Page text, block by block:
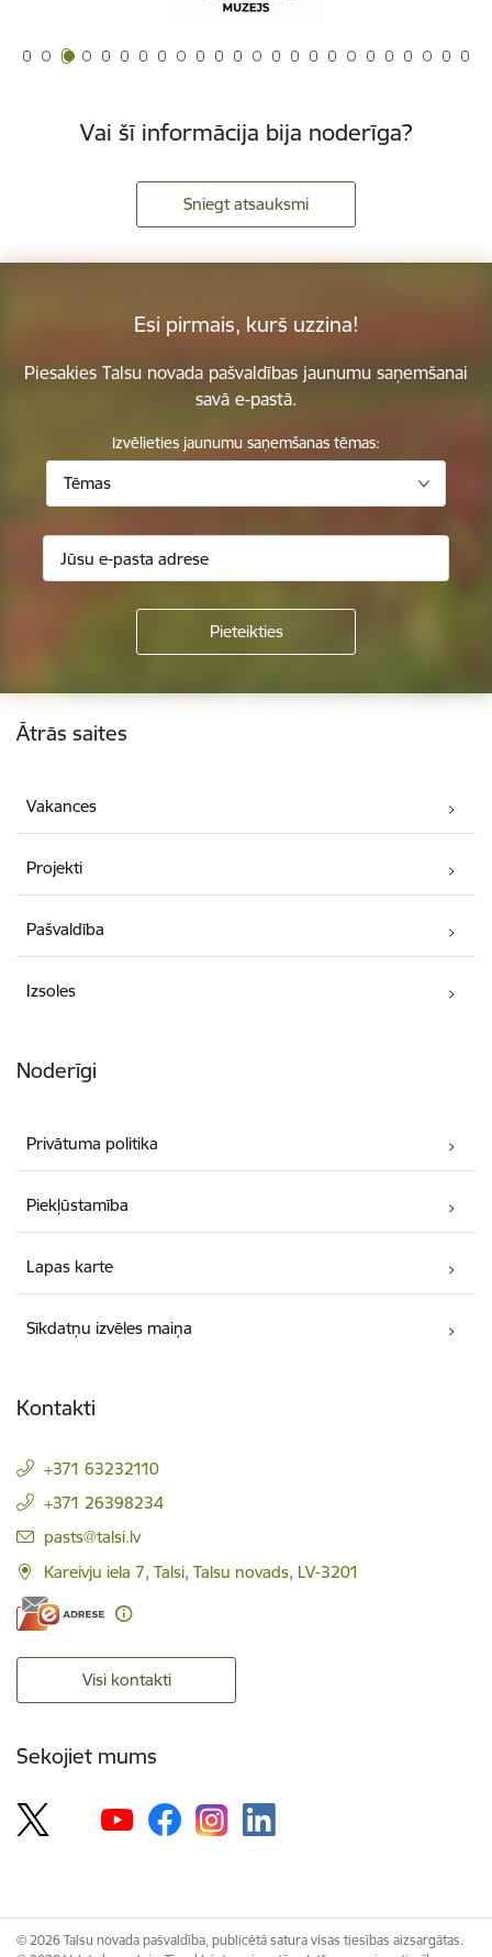
Vai šī informācija bija noderīga?
Sniegt atsauksmi
Esi pirmais, kurš uzzina!
Piesakies Talsu novada pašvaldības jaunumu saņemšanai
savā e-pastā.
Izvēlieties jaunumu saņemšanas tēmas:
Tēmas
Kājene
Ātrās saites
Vakances
Projekti
Pašvaldība
Izsoles
Noderīgi
Privātuma politika
Piekļūstamība
Lapas karte
Sīkdatņu izvēles maiņa
Kontakti
+371 63232110
+371 26398234
E-pasts:
pasts@talsi.lv
Kareivju iela 7, Talsi, Talsu novads, LV-3201
Visi kontakti
Sekojiet mums
© 2026 Talsu novada pašvaldība, publicētā satura visas tiesības aizsargātas.